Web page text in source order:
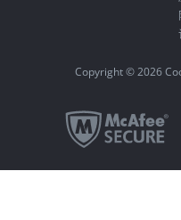
Copyright © 2026